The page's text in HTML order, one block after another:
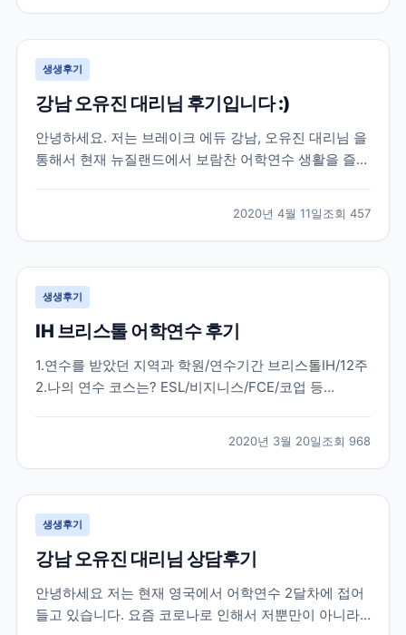
입장에서는 정말 당황스럽기도 하고 무섭기도 하실 거예
요...
생생후기
강남 오유진 대리님 후기입니다 :)
안녕하세요. 저는 브레이크 에듀 강남, 오유진 대리님 을
통해서 현재 뉴질랜드에서 보람찬 어학연수 생활을 즐기
도 오유진 대리님의 친절함이 이유가 되었다고 생각합니
다. 한국에서 많은 준비 과정을 거치고 무사히 뉴질랜드
에...
2020년 4월 11일조회 457
생생후기
IH 브리스톨 어학연수 후기
1.연수를 받았던 지역과 학원/연수기간 브리스톨IH/12주
2.나의 연수 코스는? ESL/비지니스/FCE/코업 등
런던 외 지방지역은 런던과는 달리 조용하고 공부에 몰
두할 수 있는 지역을 원하였습니다....
2020년 3월 20일조회 968
생생후기
강남 오유진 대리님 상담후기
안녕하세요 저는 현재 영국에서 어학연수 2달차에 접어
들고 있습니다. 요즘 코로나로 인해서 저뿐만이 아니라